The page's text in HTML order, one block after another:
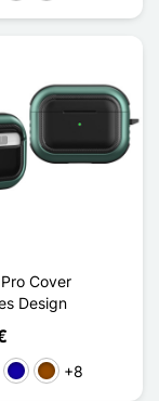
Cover
Design
Dunkelblau
Braun
+8